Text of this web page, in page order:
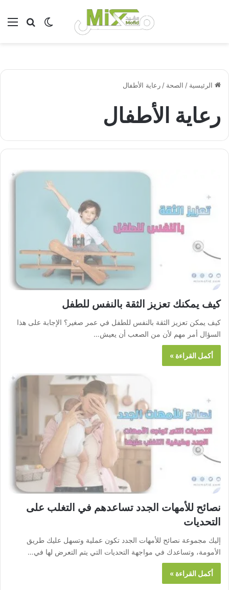
بحثالوضع
الرئيسية / الصحة /رعاية الأطفال
رعاية الأطفال
كيف يمكنك تعزيز الثقة بالنفس للطفل
كيف يمكن تعزيز الثقة بالنفس للطفل في عمر صغير؟ الإجابة على هذا
السؤال أمر مهم لأن من الصعب أن يعيش…
أكمل القراءة »
نصائح للأمهات الجدد تساعدهم في التغلب على
التحديات
إليك مجموعة نصائح للأمهات الجدد تكون عملية وتسهل عليك طريق
الأمومة، وتساعدك في مواجهة التحديات التي يتم التعرض لها في…
أكمل القراءة »